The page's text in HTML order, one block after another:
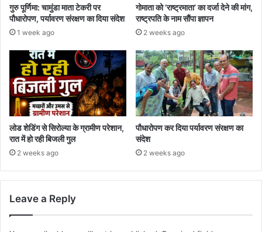
गुरु पूर्णिमा: चामुंडा माता टेकरी पर
पौधारोपण, पर्यावरण संरक्षण का दिया संदेश
1 week ago
गोमाता को ‘राष्ट्रमाता’ का दर्जा देने की मांग,
राष्ट्रपति के नाम सौंपा ज्ञापन
2 weeks ago
लोड शेडिंग से सिरोल्या के ग्रामीण परेशान,
रात में हो रही बिजली गुल
2 weeks ago
पौधारोपण कर दिया पर्यावरण संरक्षण का
संदेश
2 weeks ago
Leave a Reply